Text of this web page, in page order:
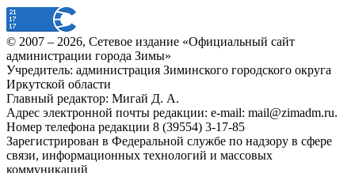
© 2007 – 2026, Сетевое издание «Официальный сайт
администрации города Зимы»
Учредитель: администрация Зиминского городского округа
Иркутской области
Главный редактор: Мигай Д. А.
Адрес электронной почты редакции: e-mail: mail@zimadm.ru.
Номер телефона редакции 8 (39554) 3-17-85
Зарегистрирован в Федеральной службе по надзору в сфере
связи, информационных технологий и массовых
коммуникаций